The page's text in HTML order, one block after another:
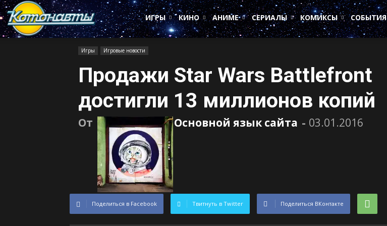
Котонавты
ИГРЫ
КИНО АНИМЕ СЕРИАЛЫ КОМИКСЫ СОБЫТИЯ
Игры Игровые новости
Продажи Star Wars Battlefront
достигли 13 миллионов копий
От Основной язык сайта - 03.01.2016
Поделиться в Facebook Твитнуть в Twitter Поделиться ВКонтакте